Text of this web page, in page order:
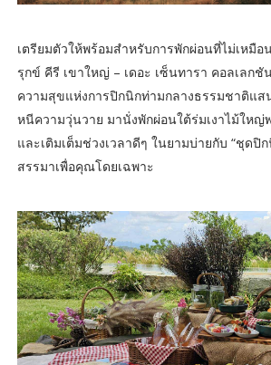
เตรียมตัวให้พร้อมสำหรับการพักผ่อนที่ไม่เหมือ
รุกข์ คีรี เขาใหญ่ – เดอะ เซ็นทารา คอลเลก
ความสุขแห่งการปิกนิกท่ามกลางธรรมชาติแส
หนีความวุ่นวาย มานั่งพักผ่อนใต้ร่มเงาไม้ใหญ่
และเติมเต็มช่วงเวลาดีๆ ในยามบ่ายกับ “ชุดปิ
สรรมาเพื่อคุณโดยเฉพาะ